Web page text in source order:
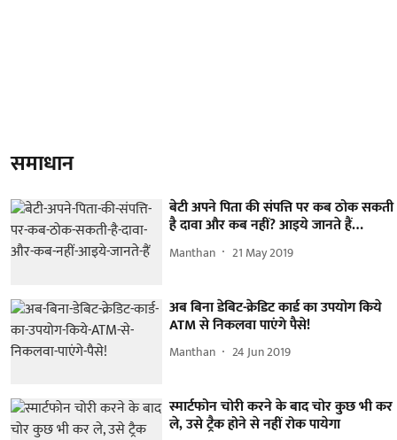
समाधान
बेटी अपने पिता की संपत्ति पर कब ठोक सकती
है दावा और कब नहीं? आइये जानते हैं…
Manthan 21 May 2019
अब बिना डेबिट-क्रेडिट कार्ड का उपयोग किये
ATM से निकलवा पाएंगे पैसे!
Manthan 24 Jun 2019
स्मार्टफोन चोरी करने के बाद चोर कुछ भी कर
ले, उसे ट्रैक होने से नहीं रोक पायेगा